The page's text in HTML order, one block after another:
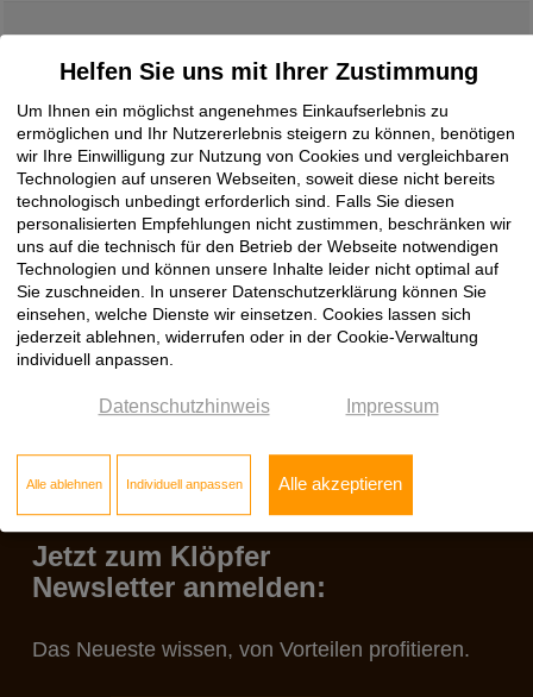
Downloads
Leistungserklärung
STEICO multi cover 5
17.10.2019
PDF
Produktdatenblatt
STEICO multi cover 5
17.10.2023
PDF
Jetzt zum Klöpfer
Newsletter anmelden:
Das Neueste wissen, von Vorteilen profitieren.
Helfen Sie uns mit Ihrer Zustimmung
Um Ihnen ein möglichst angenehmes Einkaufserlebnis zu
ermöglichen und Ihr Nutzererlebnis steigern zu können, benötigen
wir Ihre Einwilligung zur Nutzung von Cookies und vergleichbaren
Technologien auf unseren Webseiten, soweit diese nicht bereits
technologisch unbedingt erforderlich sind. Falls Sie diesen
personalisierten Empfehlungen nicht zustimmen, beschränken wir
uns auf die technisch für den Betrieb der Webseite notwendigen
Technologien und können unsere Inhalte leider nicht optimal auf
Sie zuschneiden. In unserer Datenschutzerklärung können Sie
einsehen, welche Dienste wir einsetzen. Cookies lassen sich
jederzeit ablehnen, widerrufen oder in der Cookie-Verwaltung
individuell anpassen.
Datenschutzhinweis Impressum
Alle ablehnen Individuell anpassen Alle akzeptieren